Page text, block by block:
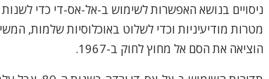
ניסויים בנושא האפשרות לשימוש ב-אל-אס-די כדי
מטרות מודיעיניות וכדי לשלוט באוכלוסיות שלמות,
הוציאה את הסם אל מחוץ לחוק ב-1967.